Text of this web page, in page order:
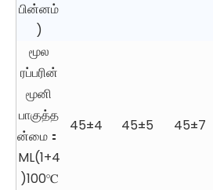
பின்னம்
)
மூல
ரப்பரின்
மூனி
பாகுத்த
ன்மை：
ML(1+4
)100℃
45±4 45±5 45±7